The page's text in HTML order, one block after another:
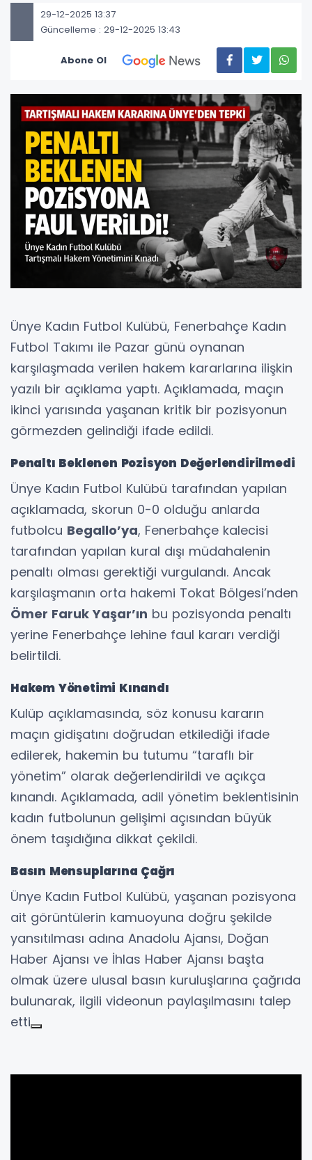
29-12-2025 13:37
Güncelleme : 29-12-2025 13:43
Abone Ol
Ünye Kadın Futbol Kulübü, Fenerbahçe Kadın
Futbol Takımı ile Pazar günü oynanan
karşılaşmada verilen hakem kararlarına ilişkin
yazılı bir açıklama yaptı. Açıklamada, maçın
ikinci yarısında yaşanan kritik bir pozisyonun
görmezden gelindiği ifade edildi.
Penaltı Beklenen Pozisyon Değerlendirilmedi
Ünye Kadın Futbol Kulübü tarafından yapılan
açıklamada, skorun 0-0 olduğu anlarda
futbolcu Begallo’ya, Fenerbahçe kalecisi
tarafından yapılan kural dışı müdahalenin
penaltı olması gerektiği vurgulandı. Ancak
karşılaşmanın orta hakemi Tokat Bölgesi’nden
Ömer Faruk Yaşar’ın bu pozisyonda penaltı
yerine Fenerbahçe lehine faul kararı verdiği
belirtildi.
Hakem Yönetimi Kınandı
Kulüp açıklamasında, söz konusu kararın
maçın gidişatını doğrudan etkilediği ifade
edilerek, hakemin bu tutumu “taraflı bir
yönetim” olarak değerlendirildi ve açıkça
kınandı. Açıklamada, adil yönetim beklentisinin
kadın futbolunun gelişimi açısından büyük
önem taşıdığına dikkat çekildi.
Basın Mensuplarına Çağrı
Ünye Kadın Futbol Kulübü, yaşanan pozisyona
ait görüntülerin kamuoyuna doğru şekilde
yansıtılması adına Anadolu Ajansı, Doğan
Haber Ajansı ve İhlas Haber Ajansı başta
olmak üzere ulusal basın kuruluşlarına çağrıda
bulunarak, ilgili videonun paylaşılmasını talep
etti